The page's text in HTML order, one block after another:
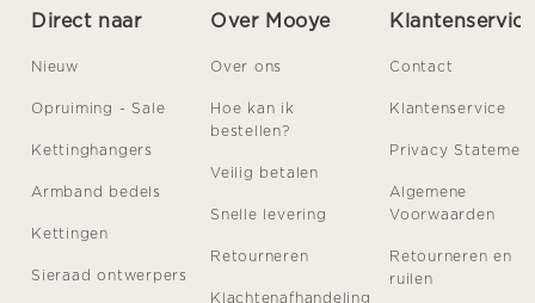
Direct naar
Nieuw
Opruiming - Sale
Kettinghangers
Armband bedels
Kettingen
Sieraad ontwerpers
Over Mooye
Over ons
Hoe kan ik
bestellen?
Veilig betalen
Snelle levering
Retourneren
Klachtenafhandeling
Klantenservice
Contact
Klantenservice
Privacy
Algemene
Voorwaarden
Retourneren en
ruilen